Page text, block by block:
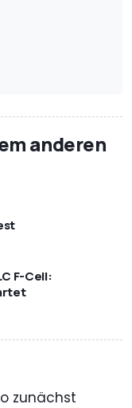
anderen
F-Cell:
zunächst